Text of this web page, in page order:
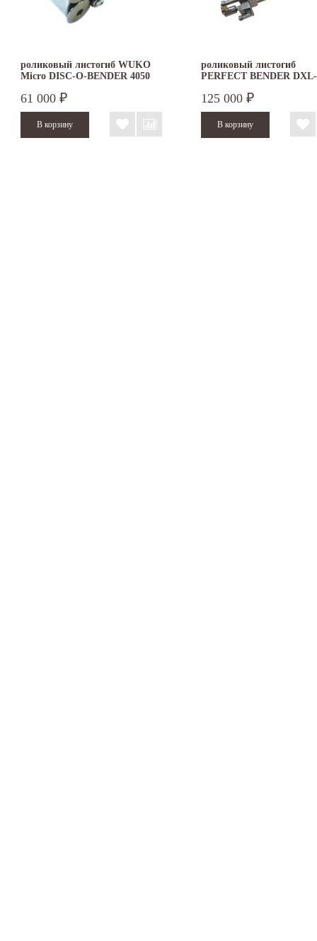
роликовый листогиб WUKO
Micro DISC-O-BENDER 4050
61 000 ₽
роликовый листогиб
PERFECT BENDER
125 000 ₽